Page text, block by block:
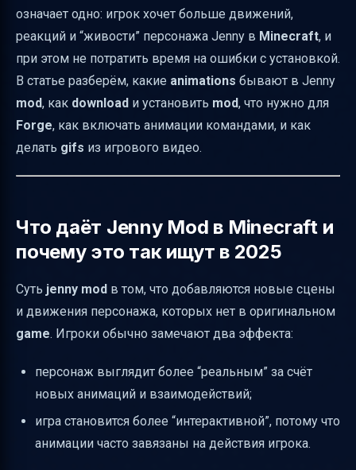
Minecraft (общая схема)
Как активировать анимации: события и
команды
Jenny Minecraft MOD GIFs: зачем игроки
делают gifs
Как создать собственные анимации в
видео и превратить их в GIF
Что именно искать в 2025, чтобы анимации
работали стабильно
Мини-таблица: что делать по шагам
Итог: как получить нужные animations для
Jenny Mod в 2025
означает одно: игрок хочет больше движений,
реакций и “живости” персонажа Jenny в Minecraft, и
при этом не потратить время на ошибки с установкой.
В статье разберём, какие animations бывают в Jenny
mod, как download и установить mod, что нужно для
Forge, как включать анимации командами, и как
делать gifs из игрового видео.
Что даёт Jenny Mod в Minecraft и
почему это так ищут в 2025
Суть jenny mod в том, что добавляются новые сцены
и движения персонажа, которых нет в оригинальном
game. Игроки обычно замечают два эффекта:
персонаж выглядит более “реальным” за счёт
новых анимаций и взаимодействий;
игра становится более “интерактивной”, потому что
анимации часто завязаны на действия игрока.